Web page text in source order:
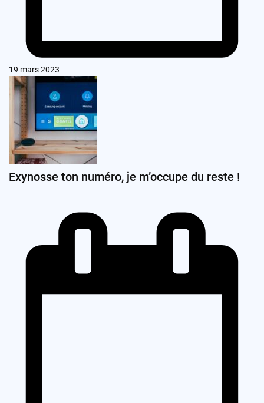
19 mars 2023
Exynosse ton numéro, je m’occupe du reste !